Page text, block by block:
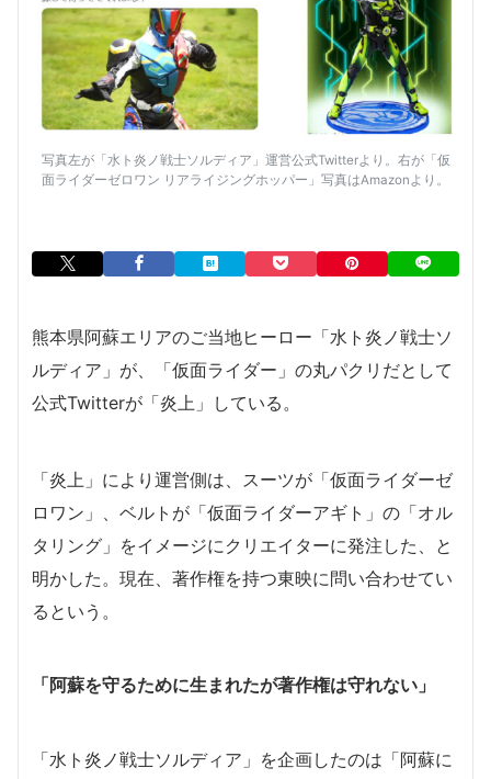
写真左が「水ト炎ノ戦士ソルディア」運営公式Twitterより。右が「仮
面ライダーゼロワン リアライジングホッパー」写真はAmazonより。
熊本県阿蘇エリアのご当地ヒーロー「水ト炎ノ戦士ソ
ルディア」が、「仮面ライダー」の丸パクリだとして
公式Twitterが「炎上」している。
「炎上」により運営側は、スーツが「仮面ライダーゼ
ロワン」、ベルトが「仮面ライダーアギト」の「オル
タリング」をイメージにクリエイターに発注した、と
明かした。現在、著作権を持つ東映に問い合わせてい
るという。
「阿蘇を守るために生まれたが著作権は守れない」
「水ト炎ノ戦士ソルディア」を企画したのは「阿蘇に